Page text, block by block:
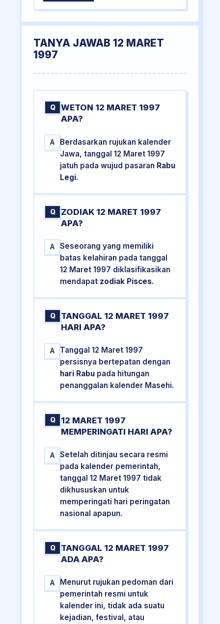
TANYA JAWAB 12 MARET
1997
Q
WETON 12 MARET 1997
APA?
A
Berdasarkan rujukan kalender
Jawa, tanggal 12 Maret 1997
jatuh pada wujud pasaran Rabu
Legi.
Q
ZODIAK 12 MARET 1997
APA?
A
Seseorang yang memiliki
batas kelahiran pada tanggal
12 Maret 1997 diklasifikasikan
mendapat zodiak Pisces.
Q
TANGGAL 12 MARET 1997
HARI APA?
A
Tanggal 12 Maret 1997
persisnya bertepatan dengan
hari Rabu pada hitungan
penanggalan kalender Masehi.
Q
12 MARET 1997
MEMPERINGATI HARI APA?
A
Setelah ditinjau secara resmi
pada kalender pemerintah,
tanggal 12 Maret 1997 tidak
dikhususkan untuk
memperingati hari peringatan
nasional apapun.
Q
TANGGAL 12 MARET 1997
ADA APA?
A
Menurut rujukan pedoman dari
pemerintah resmi untuk
kalender ini, tidak ada suatu
kejadian, festival, atau